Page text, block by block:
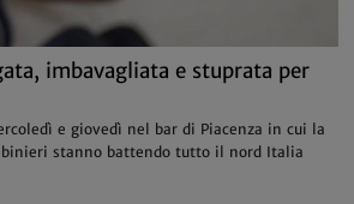
imbavagliata e stuprata per
e giovedì nel bar di Piacenza in cui la
stanno battendo tutto il nord Italia